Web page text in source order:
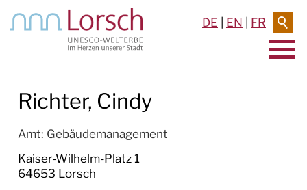
DE EN FR
BAUEN & UMWELT
Richter, Cindy
Amt: Gebäudemanagement
Kaiser-Wilhelm-Platz 1
64653 Lorsch